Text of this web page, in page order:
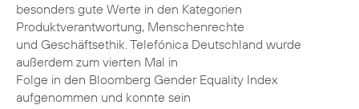
besonders gute Werte in den Kategorien
Produktverantwortung, Menschenrechte
und Geschäftsethik. Telefónica Deutschland wurde
außerdem zum vierten Mal in
Folge in den Bloomberg Gender Equality Index
aufgenommen und konnte sein